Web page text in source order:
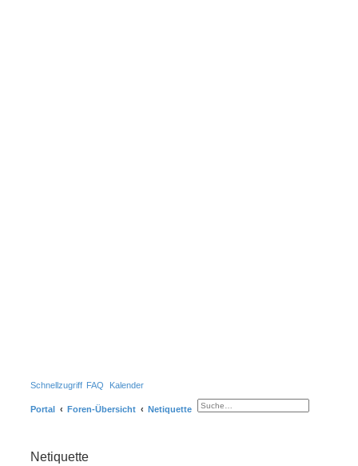
Schnellzugriff FAQ Kalender
Portal Foren-Übersicht Netiquette
Netiquette